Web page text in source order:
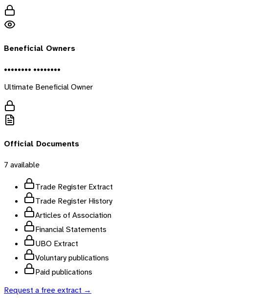
Beneficial Owners
•••••••• ••••••••
Ultimate Beneficial Owner
Official Documents
7 available
Trade Register Extract
Trade Register History
Articles of Association
Financial Statements
UBO Extract
Voluntary publications
Paid publications
Request a free extract →